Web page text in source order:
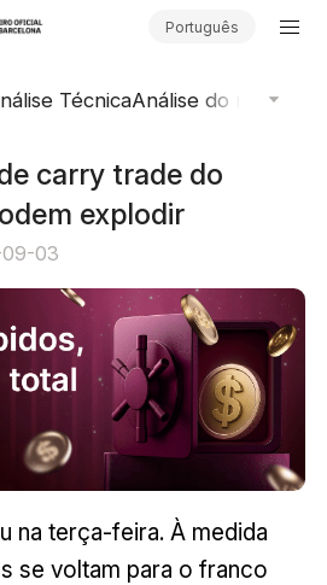
Português
TécnicaAnálise do mercado
carry trade do
explodir
03
na terça-feira. À medida
se voltam para o franco